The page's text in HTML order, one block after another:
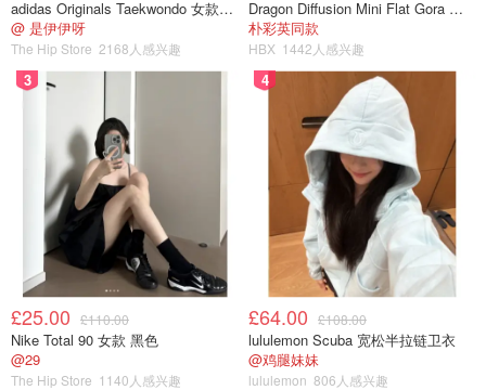
adidas Originals Taekwondo 女款黑色运动鞋
@ 是伊伊呀
The Hip Store 2168人感兴趣
Dragon Diffusion Mini Flat Gora 深棕色手提包
朴彩英同款
HBX 1442人感兴趣
3
£25.00 £110.00
Nike Total 90 女款 黑色
@29
The Hip Store 1140人感兴趣
4
£64.00 £108.00
lululemon Scuba 宽松半拉链卫衣
@鸡腿妹妹
lululemon 806人感兴趣